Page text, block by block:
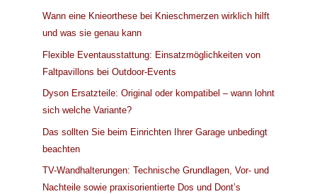
Wann eine Knieorthese bei Knieschmerzen wirklich hilft
und was sie genau kann
Flexible Eventausstattung: Einsatzmöglichkeiten von
Faltpavillons bei Outdoor-Events
Dyson Ersatzteile: Original oder kompatibel – wann lohnt
sich welche Variante?
Das sollten Sie beim Einrichten Ihrer Garage unbedingt
beachten
TV-Wandhalterungen: Technische Grundlagen, Vor- und
Nachteile sowie praxisorientierte Dos und Dont’s